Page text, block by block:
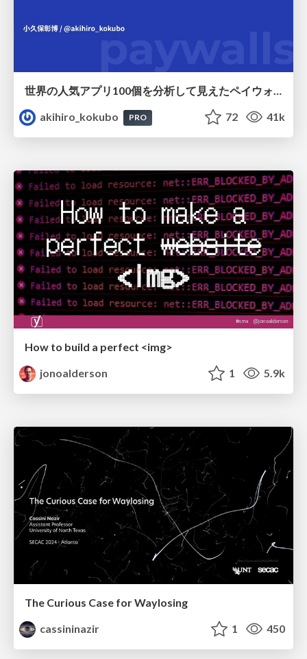
世界の人気アプリ100個を分析して見えたペイウォール設計の心得
akihiro_kokubo
PRO 72 41k
How to build a perfect <img>
jonoalderson
1 5.9k
The Curious Case for Waylosing
cassininazir
1 450